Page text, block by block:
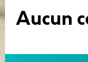
Aucun